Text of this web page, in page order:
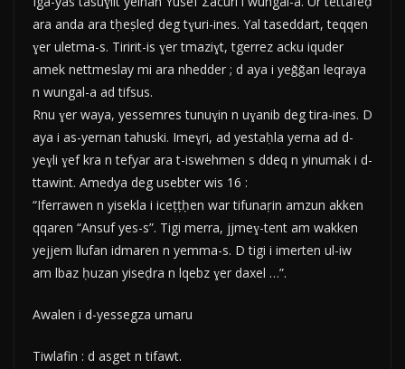
ara anda ara tḥeṣleḍ deg tɣuri-ines. Yal taseddart, teqqen
ɣer uletma-s. Tiririt-is ɣer tmaziɣt, tgerrez acku iquder
amek nettmeslay mi ara nhedder ; d aya i yeǧǧan leqraya
n wungal-a ad tifsus.
Rnu ɣer waya, yessemres tunuɣin n uɣanib deg tira-ines. D
aya i as-yernan tahuski. Imeɣri, ad yestaḥla yerna ad d-
yeɣli ɣef kra n tefyar ara t-iswehmen s ddeq n yinumak i d-
ttawint. Amedya deg usebter wis 16 :
“Iferrawen n yisekla i iceṭṭḥen war tifunaṛin amzun akken
qqaren “Ansuf yes-s”. Tigi merra, jjmeɣ-tent am wakken
yejjem llufan idmaren n yemma-s. D tigi i imerten ul-iw
am lbaz ḥuzan yiseḍra n lqebz ɣer daxel …”.
Awalen i d-yessegza umaru
Tiwlafin : d asget n tifawt.